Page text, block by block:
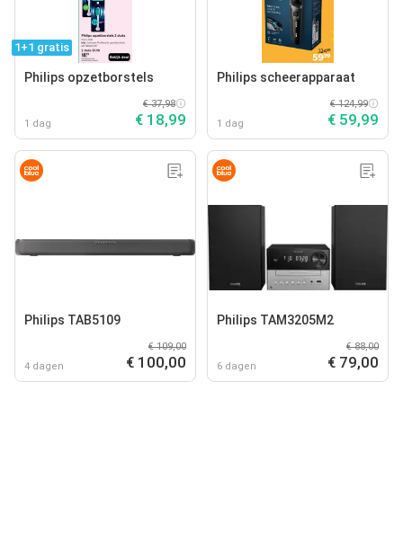
1+1 gratis
Philips opzetborstels
1 dag
€ 37,98
€ 18,99
Philips scheerapparaat
1 dag
€ 124,99
€ 59,99
Philips TAB5109
4 dagen
€ 109,00
€ 100,00
Philips TAM3205M2
6 dagen
€ 88,00
€ 79,00